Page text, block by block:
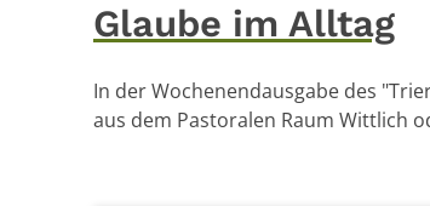
Glaube im Alltag
In der Wochenendausgabe des
aus dem Pastoralen Raum Wittlich